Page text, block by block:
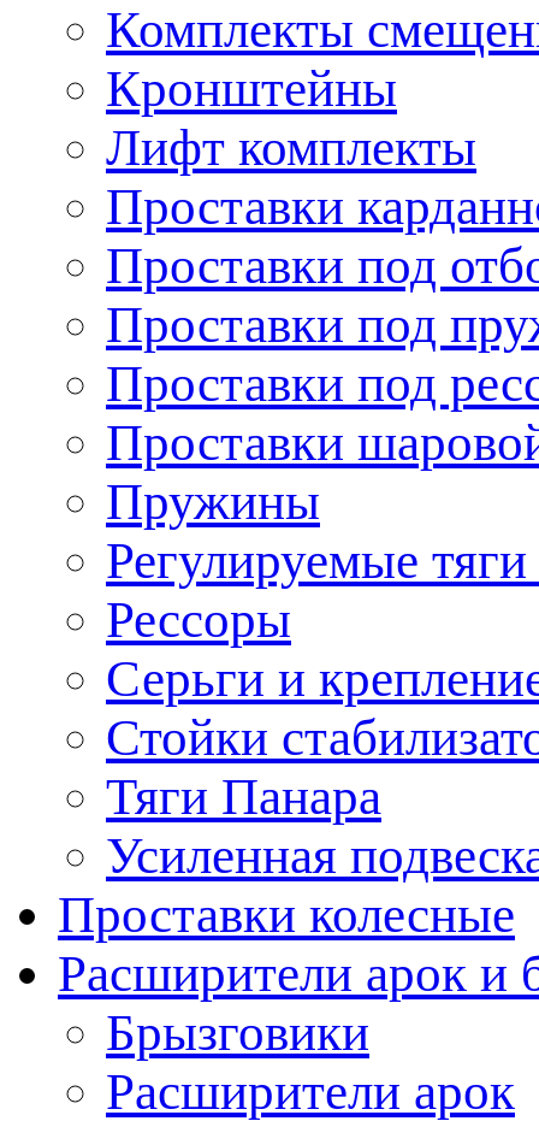
Комплекты
Кронштейны
Лифт комплекты
Проставки
Проставки под
Проставки под
Проставки под
Проставки
Пружины
Регулируемые
Рессоры
Серьги и
Стойки
Тяги Панара
Усиленная
Проставки колесные
Расширители арок и
Брызговики
Расширители арок